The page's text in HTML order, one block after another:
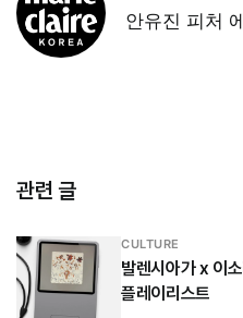
안유진 피처
관련 글
CULTURE
발렌시아가 x 이
플레이리스트